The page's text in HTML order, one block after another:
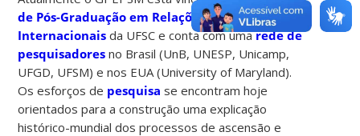
de Pós-Graduação em Relações
Internacionais da UFSC e conta com umarede de
pesquisadores no Brasil (UnB, UNESP, Unicamp,
UFGD, UFSM) e nos EUA (University of Maryland).
Os esforços de pesquisa se encontram hoje
orientados para a construção uma explicação
histórico-mundial dos processos de ascensão e